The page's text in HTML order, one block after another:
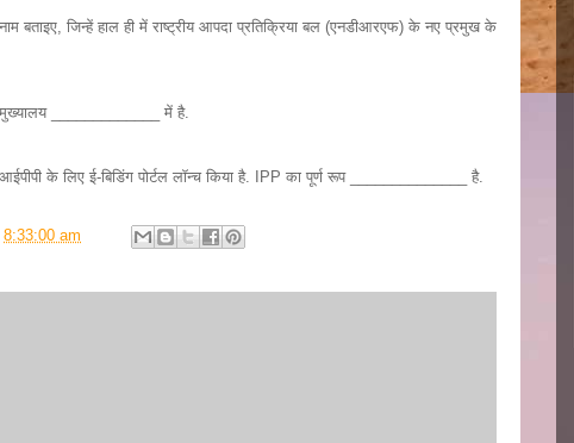
बताइए, जिन्हें हाल ही में राष्ट्रीय आपदा प्रतिक्रिया बल (एनडीआरएफ) के नए प्रमुख के
मुख्यालय _____________ में है.
के लिए ई-बिडिंग पोर्टल लॉन्च किया है. IPP का पूर्ण रूप ______________ है.
8:33:00 am